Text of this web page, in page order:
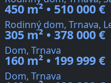
450 m² • 510 000 €
Rodinný dom, Trnava,
305 m² • 378 000 €
Dom, Trnava
160 m² • 199 999 €
Dom, Trnava